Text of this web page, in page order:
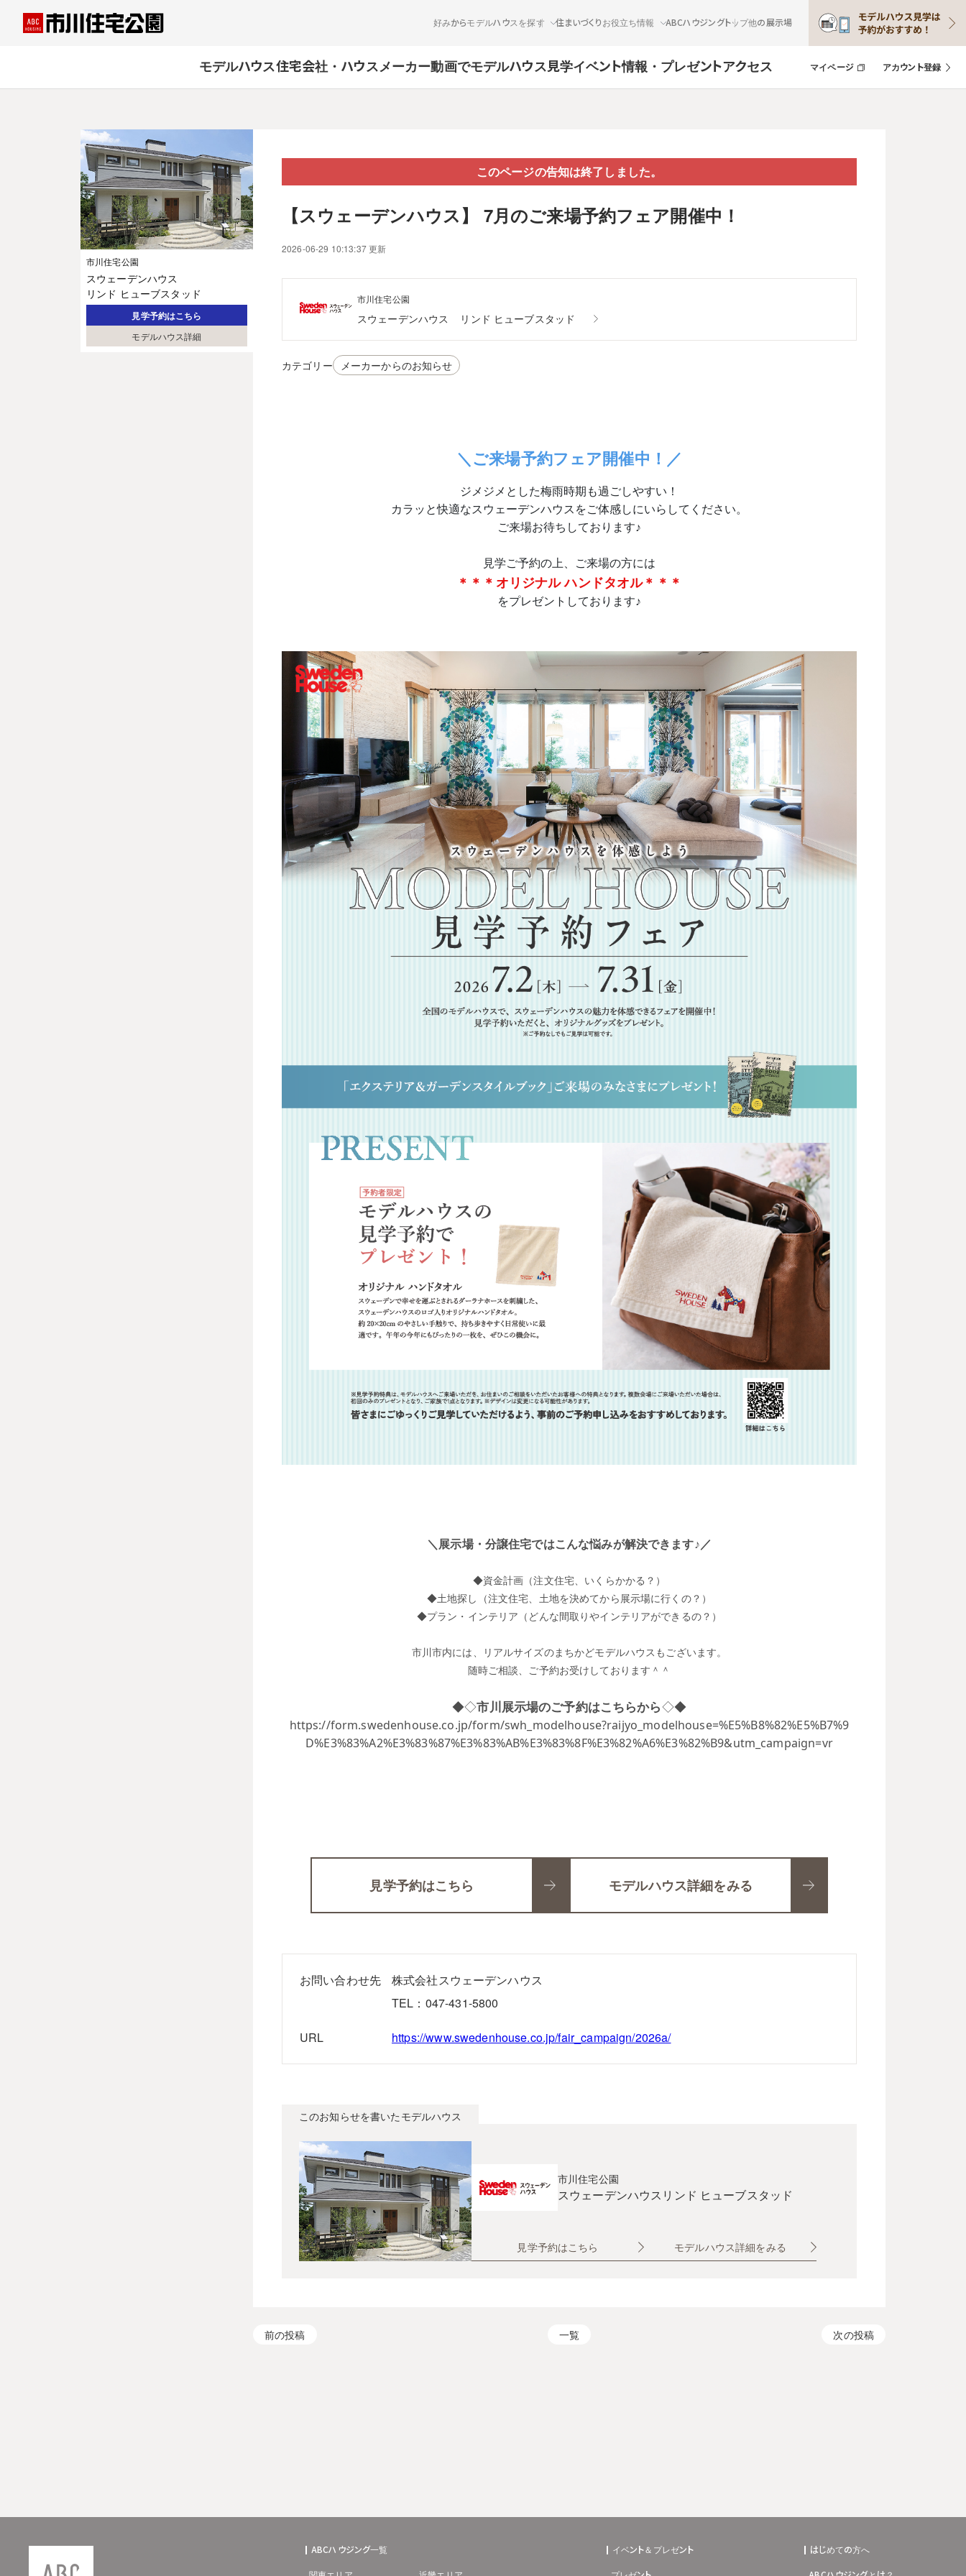
好みからモデルハウスを探す 住まいづくりお役立ち情報 ABCハウジングトップ他の展示場
モデルハウス住宅会社・ハウスメーカー動画でモデルハウス見学イベント情報・プレゼントアクセス マイページ アカウント登録
市川住宅公園
スウェーデンハウス
リンド ヒューブスタッド
見学予約はこちら
モデルハウス詳細
このページの告知は終了しました。
【スウェーデンハウス】 7月のご来場予約フェア開催中！
2026-06-29 10:13:37 更新
市川住宅公園
スウェーデンハウス リンド ヒューブスタッド
カテゴリー メーカーからのお知らせ
＼ご来場予約フェア開催中！／
ジメジメとした梅雨時期も過ごしやすい！
カラッと快適なスウェーデンハウスをご体感しにいらしてください。
ご来場お待ちしております♪
見学ご予約の上、ご来場の方には
＊＊＊オリジナル ハンドタオル＊＊＊
をプレゼントしております♪
＼展示場・分譲住宅ではこんな悩みが解決できます♪／
◆資金計画（注文住宅、いくらかかる？）
◆土地探し（注文住宅、土地を決めてから展示場に行くの？）
◆プラン・インテリア（どんな間取りやインテリアができるの？）
市川市内には、リアルサイズのまちかどモデルハウスもございます。
随時ご相談、ご予約お受けしております＾＾
◆◇市川展示場のご予約はこちらから◇◆
https://form.swedenhouse.co.jp/form/swh_modelhouse?raijyo_modelhouse=%E5%B8%82%E5%B7%9
D%E3%83%A2%E3%83%87%E3%83%AB%E3%83%8F%E3%82%A6%E3%82%B9&utm_campaign=vr
見学予約はこちら モデルハウス詳細をみる
お問い合わせ先
株式会社スウェーデンハウス
TEL：047-431-5800
URL https://www.swedenhouse.co.jp/fair_campaign/2026a/
このお知らせを書いたモデルハウス
市川住宅公園
スウェーデンハウス リンド ヒューブスタッド
見学予約はこちら モデルハウス詳細をみる
前の投稿 一覧 次の投稿
ABCハウジング一覧 イベント＆プレゼント はじめての方へ